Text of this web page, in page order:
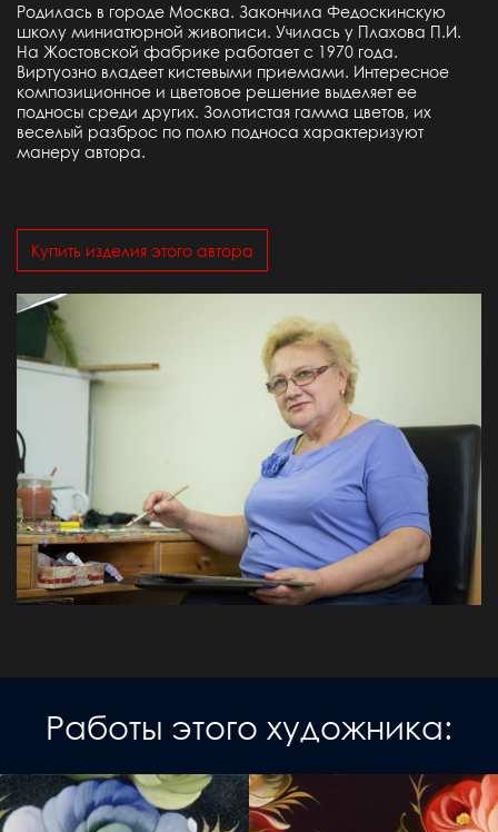
Родилась в городе Москва. Закончила Федоскинскую
школу миниатюрной живописи. Училась у Плахова П.И.
На Жостовской фабрике работает с 1970 года.
Виртуозно владеет кистевыми приемами. Интересное
композиционное и цветовое решение выделяет ее
подносы среди других. Золотистая гамма цветов, их
веселый разброс по полю подноса характеризуют
манеру автора.
Купить изделия этого автора
Работы этого художника: